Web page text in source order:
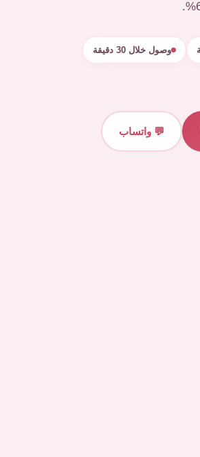
وصول خلال 30 دقيقة
💬 واتساب